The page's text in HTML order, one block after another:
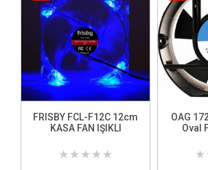
FRISBY FCL-F12C 12cm
KASA FAN IŞIKLI
★ ★ ★ ★ ★
OAG
Oval
★